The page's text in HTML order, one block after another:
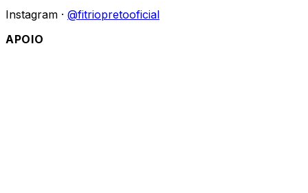
Instagram · @fitriopretooficial
APOIO